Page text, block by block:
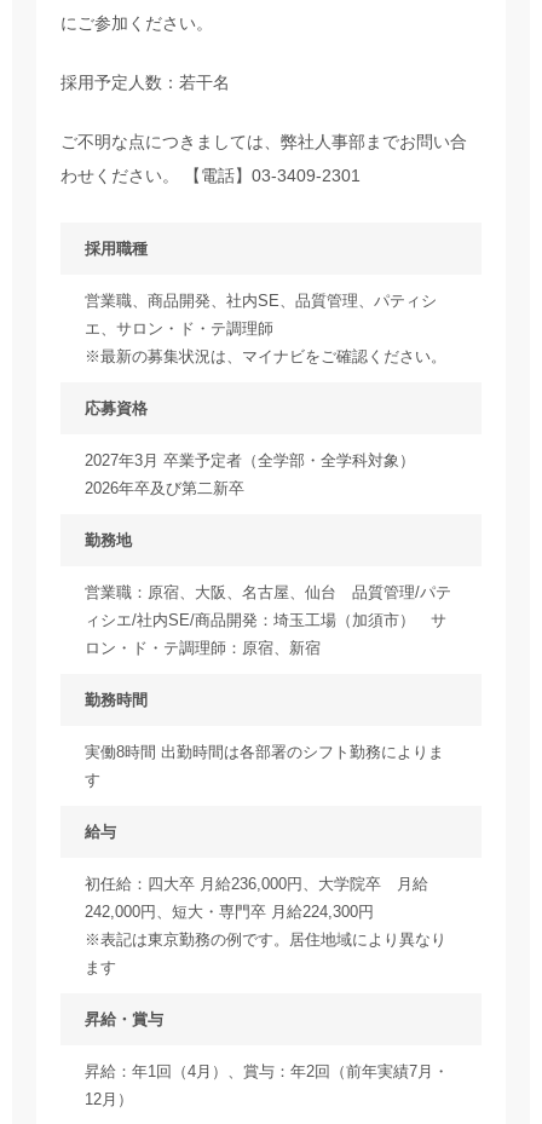
にご参加ください。
採用予定人数：若干名
ご不明な点につきましては、弊社人事部までお問い合
わせください。 【電話】03-3409-2301
採用職種
営業職、商品開発、社内SE、品質管理、パティシ
エ、サロン・ド・テ調理師
※最新の募集状況は、マイナビをご確認ください。
応募資格
2027年3月 卒業予定者（全学部・全学科対象）
2026年卒及び第二新卒
勤務地
営業職：原宿、大阪、名古屋、仙台 品質管理/パテ
ィシエ/社内SE/商品開発：埼玉工場（加須市） サ
ロン・ド・テ調理師：原宿、新宿
勤務時間
実働8時間 出勤時間は各部署のシフト勤務によりま
す
給与
初任給：四大卒 月給236,000円、大学院卒 月給
242,000円、短大・専門卒 月給224,300円
※表記は東京勤務の例です。居住地域により異なり
ます
昇給・賞与
昇給：年1回（4月）、賞与：年2回（前年実績7月・
12月）